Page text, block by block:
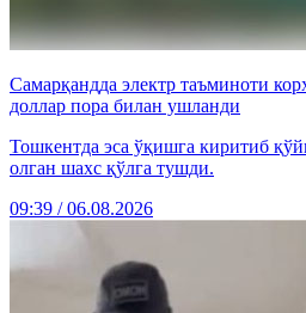
Самарқандда электр таъминоти
доллар пора билан ушланди
Тошкентда эса ўқишга киритиб
олган шахс қўлга тушди.
09:39 / 06.08.2026